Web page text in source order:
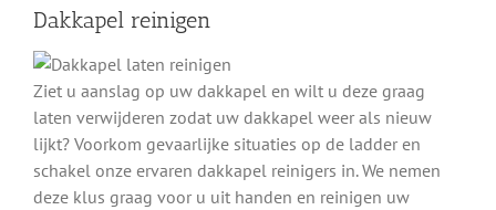
Dakkapel reinigen
Ziet u aanslag op uw dakkapel en wilt u deze graag
laten verwijderen zodat uw dakkapel weer als nieuw
lijkt? Voorkom gevaarlijke situaties op de ladder en
schakel onze ervaren dakkapel reinigers in. We nemen
deze klus graag voor u uit handen en reinigen uw